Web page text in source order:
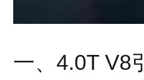
一、4.0T V8